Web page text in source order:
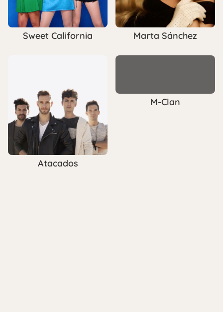
Sweet California Marta Sánchez
Atacados
M-Clan